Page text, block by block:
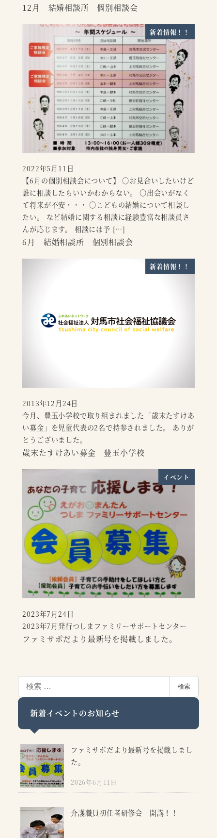
12月 結婚相談所 個別相談会
新着情報！！
6月 結婚相談所 個別相談会
【6月の個別相談会について】 〇お見合いしたいけど
誰に相談したらいいかわからない。 〇出会いがなく
て将来が不安・・・ 〇こどもの結婚について相談し
たい。 など結婚に関する相談に経験豊富な相談員さ
んが応じます。 相談には予 […]
投稿日
2022年5月11日
新着情報！！
歳末たすけあい募金 豊玉小学校
今月、豊玉小学校で取り組まれました「歳末たすけあ
い募金」を児童代表の2名で持参されました。 ありが
とうございました。
投稿日
2013年12月24日
イベント
ファミサポだより最新号を掲載しました。
2023年7月発行つしまファミリーサポートセンター
投稿日
2023年7月24日
検
索
検索
新着イベントのお知らせ
ファミサポだより最新号を掲載しまし
た。
2026年6月11日
介護職員初任者研修会 開講！！